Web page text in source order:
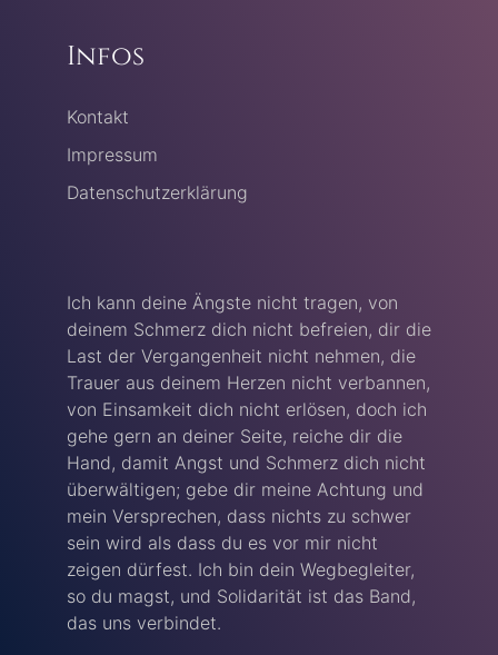
Infos
Kontakt
Impressum
Datenschutzerklärung
Ich kann deine Ängste nicht tragen, von
deinem Schmerz dich nicht befreien, dir die
Last der Vergangenheit nicht nehmen, die
Trauer aus deinem Herzen nicht verbannen,
von Einsamkeit dich nicht erlösen, doch ich
gehe gern an deiner Seite, reiche dir die
Hand, damit Angst und Schmerz dich nicht
überwältigen; gebe dir meine Achtung und
mein Versprechen, dass nichts zu schwer
sein wird als dass du es vor mir nicht
zeigen dürfest. Ich bin dein Wegbegleiter,
so du magst, und Solidarität ist das Band,
das uns verbindet.